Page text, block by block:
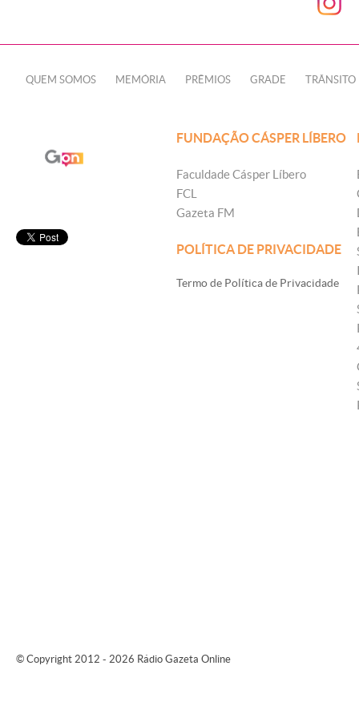
QUEM SOMOS MEMÓRIA PRÊMIOS GRADE TRÂNSITO
FUNDAÇÃO CÁSPER LÍBERO
Faculdade Cásper Líbero
FCL
Gazeta FM
POLÍTICA DE PRIVACIDADE
Termo de Política de Privacidade
© Copyright 2012 - 2026 Rádio Gazeta Online